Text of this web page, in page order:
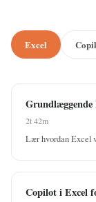
Excel
Grundlæggende
2t 42m
Lær hvordan Excel
Få
✓
Copilot i Excel